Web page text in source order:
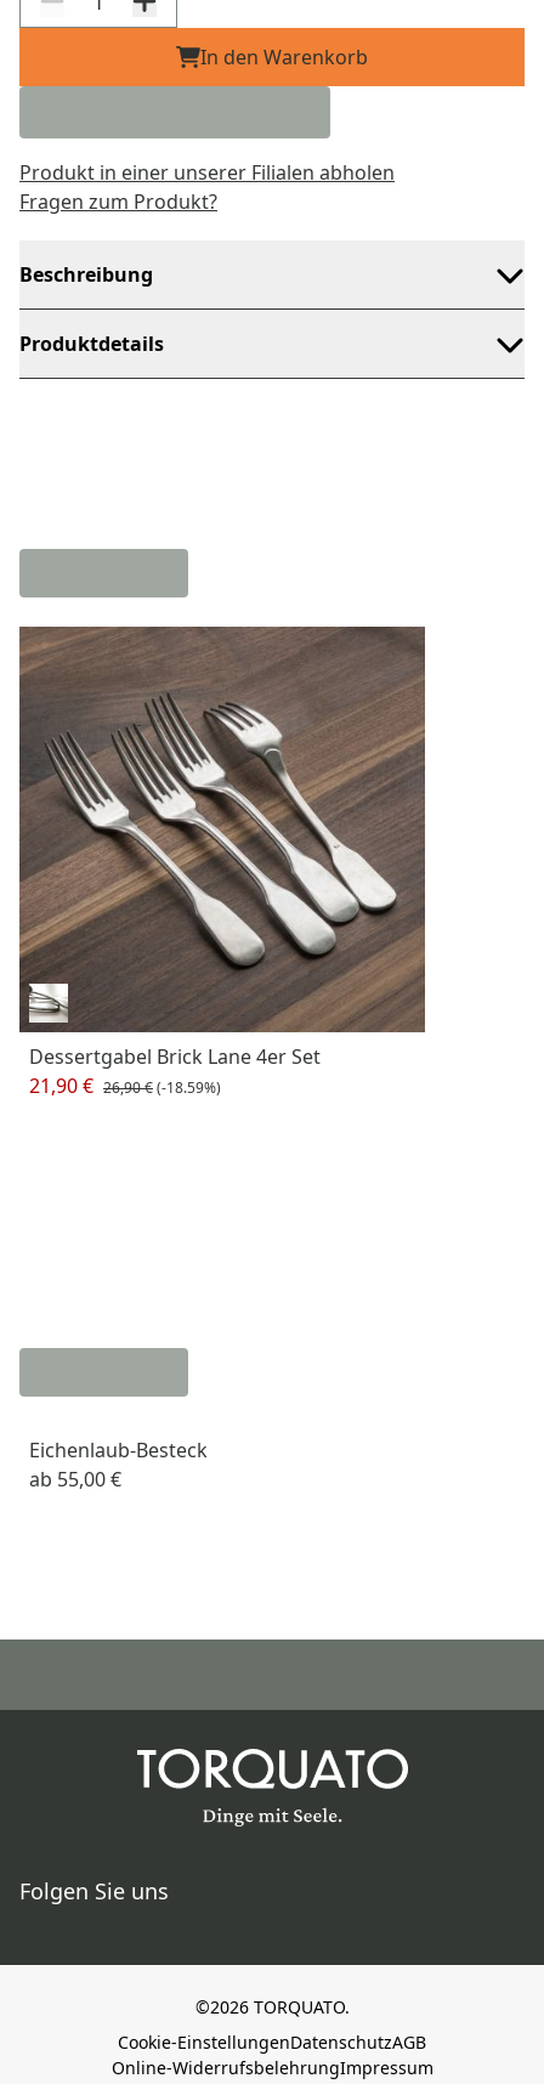
In den Warenkorb
Produkt in einer unserer Filialen abholen
Fragen zum Produkt?
Beschreibung
Produktdetails
Dessertgabel Brick Lane 4er Set
21,90 € 26,90 €(-18.59%)
Eichenlaub-Besteck
ab 55,00 €
Folgen Sie uns
©2026 TORQUATO.
Cookie-EinstellungenDatenschutzAGB
Online-WiderrufsbelehrungImpressum